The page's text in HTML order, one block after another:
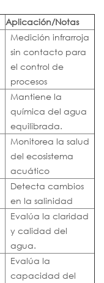
Aplicación/Notas
Medición infrarroja
sin contacto para
el control de
procesos
Mantiene la
química del agua
equilibrada.
Monitorea la salud
del ecosistema
acuático
Detecta cambios
en la salinidad
Evalúa la claridad
y calidad del
agua.
Evalúa la
capacidad del